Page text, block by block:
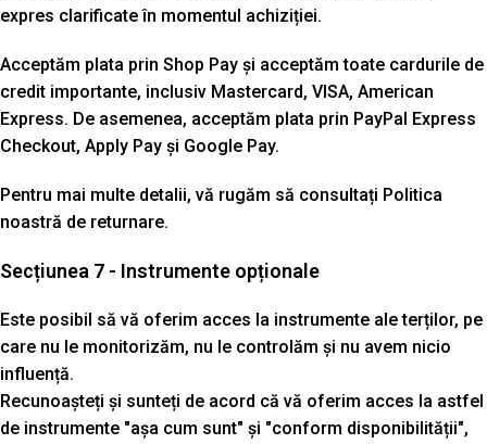
expres clarificate în momentul achiziției.
Acceptăm plata prin Shop Pay și acceptăm toate cardurile de
credit importante, inclusiv Mastercard, VISA, American
Express. De asemenea, acceptăm plata prin PayPal Express
Checkout, Apply Pay și Google Pay.
Pentru mai multe detalii, vă rugăm să consultați Politica
noastră de returnare.
Secțiunea 7 - Instrumente opționale
Este posibil să vă oferim acces la instrumente ale terților, pe
care nu le monitorizăm, nu le controlăm și nu avem nicio
influență.
Recunoașteți și sunteți de acord că vă oferim acces la astfel
de instrumente "așa cum sunt" și "conform disponibilității",